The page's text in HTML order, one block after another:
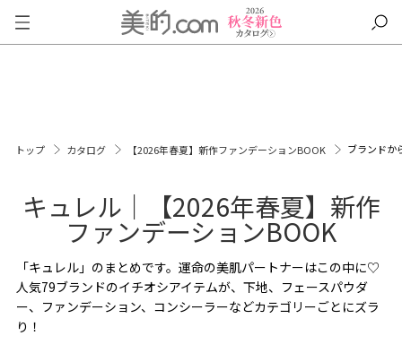
トップ カタログ 【2026年春夏】新作ファンデーションBOOK ブランドか
キュレル｜【2026年春夏】新作
ファンデーションBOOK
「キュレル」のまとめです。運命の美肌パートナーはこの中に♡
人気79ブランドのイチオシアイテムが、下地、フェースパウダ
ー、ファンデーション、コンシーラーなどカテゴリーごとにズラ
り！